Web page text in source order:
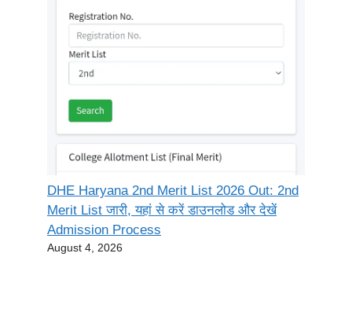
DHE Haryana 2nd Merit List 2026 Out: 2nd
Merit List जारी, यहां से करें डाउनलोड और देखें
Admission Process
August 4, 2026